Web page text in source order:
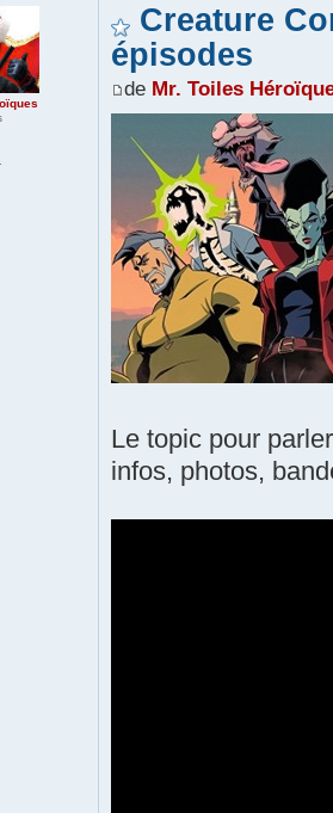
Creature
épisodes
de Mr. Toiles
Le topic pour
infos, photos,